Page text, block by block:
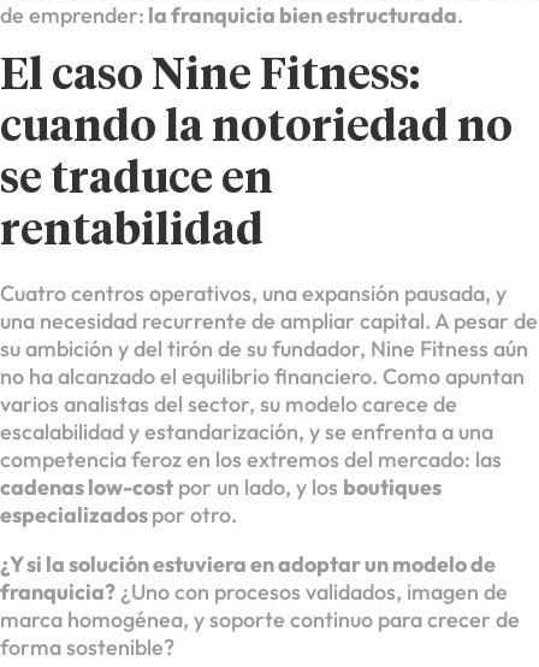
de emprender: la franquicia bien estructurada.
El caso Nine Fitness:
cuando la notoriedad no
se traduce en
rentabilidad
Cuatro centros operativos, una expansión pausada, y
una necesidad recurrente de ampliar capital. A pesar de
su ambición y del tirón de su fundador, Nine Fitness aún
no ha alcanzado el equilibrio financiero. Como apuntan
varios analistas del sector, su modelo carece de
escalabilidad y estandarización, y se enfrenta a una
competencia feroz en los extremos del mercado: las
cadenas low-cost por un lado, y los boutiques
especializadospor otro.
¿Y si la solución estuviera en adoptar un modelo de
franquicia? ¿Uno con procesos validados, imagen de
marca homogénea, y soporte continuo para crecer de
forma sostenible?